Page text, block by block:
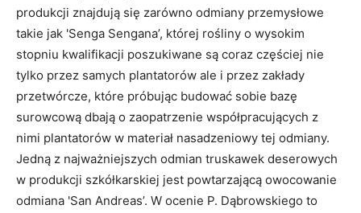
produkcji znajdują się zarówno odmiany przemysłowe
takie jak 'Senga Sengana’, której rośliny o wysokim
stopniu kwalifikacji poszukiwane są coraz częściej nie
tylko przez samych plantatorów ale i przez zakłady
przetwórcze, które próbując budować sobie bazę
surowcową dbają o zaopatrzenie współpracujących z
nimi plantatorów w materiał nasadzeniowy tej odmiany.
Jedną z najważniejszych odmian truskawek deserowych
w produkcji szkółkarskiej jest powtarzającą owocowanie
odmiana 'San Andreas’. W ocenie P. Dąbrowskiego to